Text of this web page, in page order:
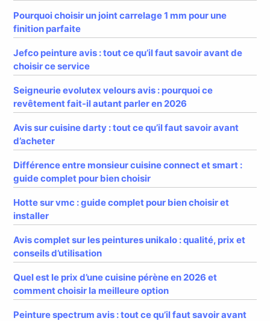
Pourquoi choisir un joint carrelage 1 mm pour une
finition parfaite
Jefco peinture avis : tout ce qu’il faut savoir avant de
choisir ce service
Seigneurie evolutex velours avis : pourquoi ce
revêtement fait-il autant parler en 2026
Avis sur cuisine darty : tout ce qu’il faut savoir avant
d’acheter
Différence entre monsieur cuisine connect et smart :
guide complet pour bien choisir
Hotte sur vmc : guide complet pour bien choisir et
installer
Avis complet sur les peintures unikalo : qualité, prix et
conseils d’utilisation
Quel est le prix d’une cuisine pérène en 2026 et
comment choisir la meilleure option
Peinture spectrum avis : tout ce qu’il faut savoir avant